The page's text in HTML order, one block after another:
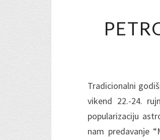
Tradicionalni
vikend 22.-24.
popularizaciju
nam predavanje